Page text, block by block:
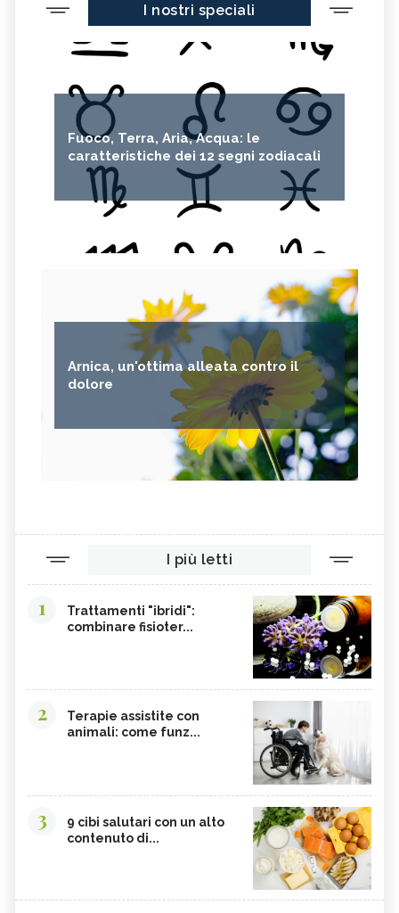
I nostri speciali
Fuoco, Terra, Aria, Acqua: le
caratteristiche dei 12 segni zodiacali
Arnica, un'ottima alleata contro il
dolore
I più letti
1
Trattamenti "ibridi":
combinare fisioter...
2
Terapie assistite con
animali: come funz...
3
9 cibi salutari con un alto
contenuto di...